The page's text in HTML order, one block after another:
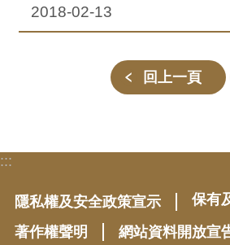
2018-02-13
回上一頁
:::
隱私權及安全政策宣示
保有
著作權聲明
網站資料開放宣